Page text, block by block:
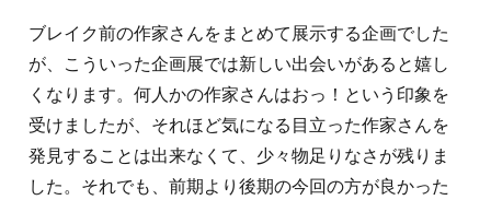
ブレイク前の作家さんをまとめて展示する企画でした
が、こういった企画展では新しい出会いがあると嬉し
くなります。何人かの作家さんはおっ！という印象を
受けましたが、それほど気になる目立った作家さんを
発見することは出来なくて、少々物足りなさが残りま
した。それでも、前期より後期の今回の方が良かった